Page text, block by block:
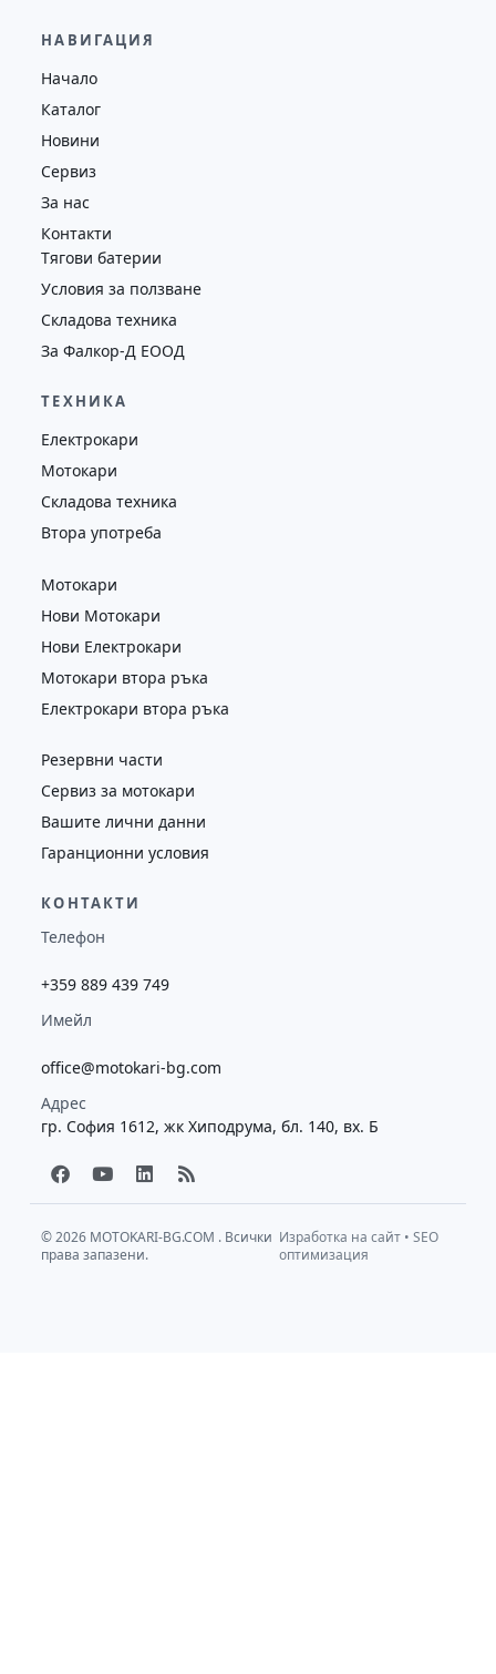
Височина
НАВИГАЦИЯ
Начало
Каталог
Новини
Сервиз
За нас
Контакти
Тягови батерии
Условия за ползване
Складова техника
За Фалкор-Д ЕООД
ТЕХНИКА
Електрокари
Мотокари
Складова техника
Втора употреба
Мотокари
Нови Мотокари
Нови Електрокари
Мотокари втора ръка
Електрокари втора ръка
Резервни части
Сервиз за мотокари
Вашите лични данни
Гаранционни условия
КОНТАКТИ
Телефон
+359 889 439 749
Имейл
office@motokari-bg.com
Адрес
гр. София 1612, жк Хиподрума, бл. 140, вх. Б
F
a
c
b
o
Y
o
u
u
b
L
i
n
e
d
R
s
s
© 2026 MOTOKARI-BG.COM . Всички
права запазени.
Изработка на сайт •SEO
оптимизация